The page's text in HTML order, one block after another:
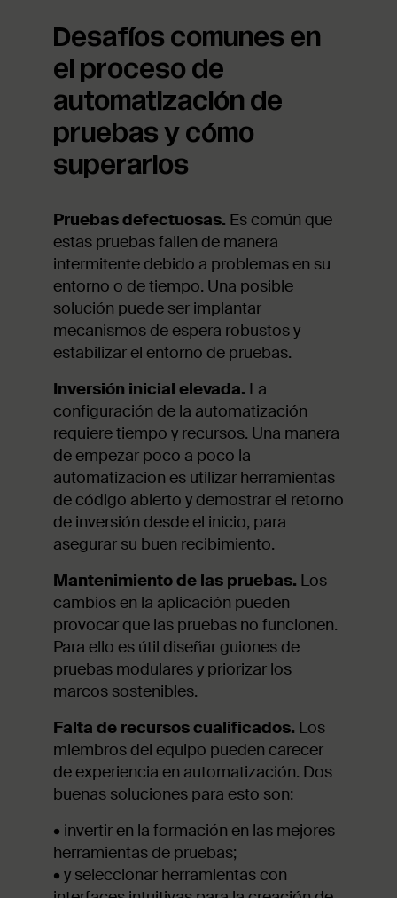
Desafíos comunes en
el proceso de
automatización de
pruebas y cómo
superarlos
Pruebas defectuosas. Es común que
estas pruebas fallen de manera
intermitente debido a problemas en su
entorno o de tiempo. Una posible
solución puede ser implantar
mecanismos de espera robustos y
estabilizar el entorno de pruebas.
Inversión inicial elevada. La
configuración de la automatización
requiere tiempo y recursos. Una manera
de empezar poco a poco la
automatizacion es utilizar herramientas
de código abierto y demostrar el retorno
de inversión desde el inicio, para
asegurar su buen recibimiento.
Mantenimiento de las pruebas. Los
cambios en la aplicación pueden
provocar que las pruebas no funcionen.
Para ello es útil diseñar guiones de
pruebas modulares y priorizar los
marcos sostenibles.
Falta de recursos cualificados. Los
miembros del equipo pueden carecer
de experiencia en automatización. Dos
buenas soluciones para esto son:
• invertir en la formación en las mejores
herramientas de pruebas;
• y seleccionar herramientas con